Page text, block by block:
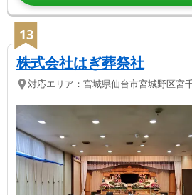
13
株式会社はぎ葬祭社
対応エリア： 宮城県仙台市宮城野区宮